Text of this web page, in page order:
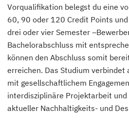
Vorqualifikation belegst du eine
60, 90 oder 120 Credit Points
drei oder vier Semester
Bachelorabschluss mit
können den Abschluss somit
erreichen. Das Studium verbindet
mit gesellschaftlichem
interdisziplinäre Projektarbeit
aktueller Nachhaltigkeits- und